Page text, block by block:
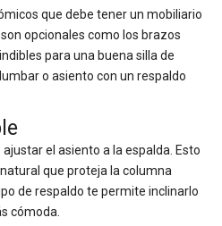
que debe tener un mobiliario
opcionales como los brazos
para una buena silla de
o asiento con un respaldo
el asiento a la espalda. Esto
que proteja la columna
de respaldo te permite inclinarlo
cómoda.